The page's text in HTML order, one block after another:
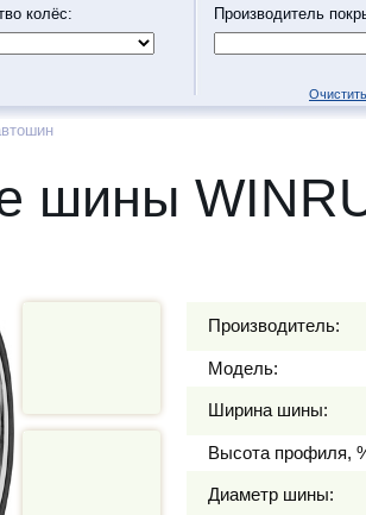
колёс: Производитель
шины
Производитель:
Модель:
Ширина шины:
Высота профиля,
Диаметр шины: